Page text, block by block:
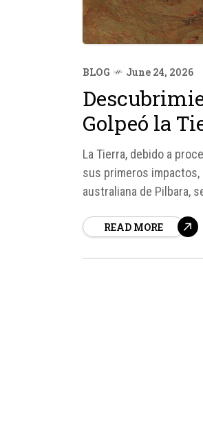
BLOG June 24, 2026
Golpeó la
La Tierra, debido a
sus primeros impactos,
australiana de Pilbara,
READ MORE